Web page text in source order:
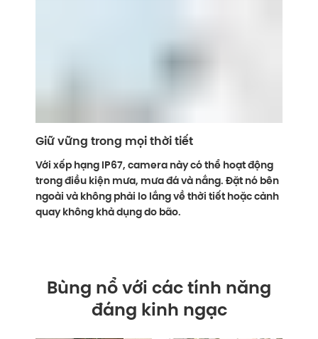
Giữ vững trong mọi thời tiết
Với xếp hạng IP67, camera này có thể hoạt động
trong điều kiện mưa, mưa đá và nắng. Đặt nó bên
ngoài và không phải lo lắng về thời tiết hoặc cảnh
quay không khả dụng do bão.
Bùng nổ với các tính năng
đáng kinh ngạc